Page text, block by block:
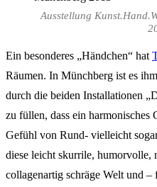
Ausstellung
Ein besonderes „Händchen“ hat
Räumen. In Münchberg ist es
durch die beiden Installationen
zu füllen, dass ein harmonisches
Gefühl von Rund- vielleicht
diese leicht skurrile, humorvolle,
collagenartig schräge Welt und